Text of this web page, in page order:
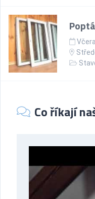
Co říkají